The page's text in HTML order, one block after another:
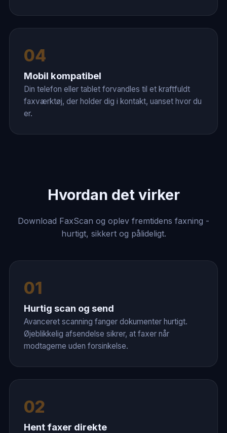
04
Mobil kompatibel
Din telefon eller tablet forvandles til et kraftfuldt
faxværktøj, der holder dig i kontakt, uanset hvor du
er.
Hvordan det virker
Download FaxScan og oplev fremtidens faxning -
hurtigt, sikkert og pålideligt.
01
Hurtig scan og send
Avanceret scanning fanger dokumenter hurtigt.
Øjeblikkelig afsendelse sikrer, at faxer når
modtagerne uden forsinkelse.
02
Hent faxer direkte